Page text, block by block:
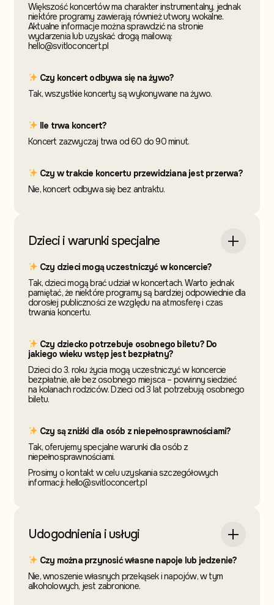
Większość koncertów ma charakter instrumentalny, jednak
niektóre programy zawierają również utwory wokalne.
Aktualne informacje można sprawdzić na stronie
wydarzenia lub uzyskać drogą mailową:
hello@svitloconcert.pl
Czy koncert odbywa się na żywo?
Tak, wszystkie koncerty są wykonywane na żywo.
Ile trwa koncert?
Koncert zazwyczaj trwa od 60 do 90 minut.
Czy w trakcie koncertu przewidziana jest przerwa?
Nie, koncert odbywa się bez antraktu.
Dzieci i warunki specjalne
Czy dzieci mogą uczestniczyć w koncercie?
Tak, dzieci mogą brać udział w koncertach. Warto jednak
pamiętać, że niektóre programy są bardziej odpowiednie dla
dorosłej publiczności ze względu na atmosferę i czas
trwania koncertu.
Czy dziecko potrzebuje osobnego biletu? Do
jakiego wieku wstęp jest bezpłatny?
Dzieci do 3. roku życia mogą uczestniczyć w koncercie
bezpłatnie, ale bez osobnego miejsca – powinny siedzieć
na kolanach rodziców. Dzieci od 3 lat potrzebują osobnego
biletu.
Czy są zniżki dla osób z niepełnosprawnościami?
Tak, oferujemy specjalne warunki dla osób z
niepełnosprawnościami.
Prosimy o kontakt w celu uzyskania szczegółowych
informacji: hello@svitloconcert.pl
Udogodnienia i usługi
Czy można przynosić własne napoje lub jedzenie?
Nie, wnoszenie własnych przekąsek i napojów, w tym
alkoholowych, jest zabronione.